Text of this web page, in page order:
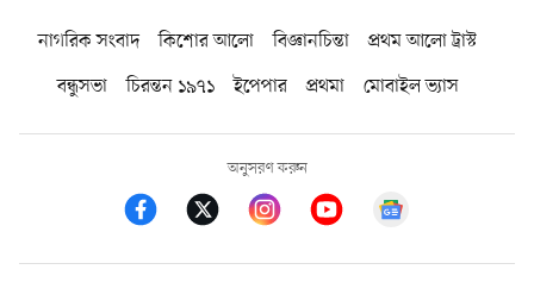
নাগরিক সংবাদ কিশোর আলো বিজ্ঞানচিন্তা
প্রথম আলো ট্রাস্ট
বন্ধুসভা
চিরন্তন ১৯৭১ ইপেপার প্রথমা মোবাইল ভ্যাস
অনুসরণ করুন